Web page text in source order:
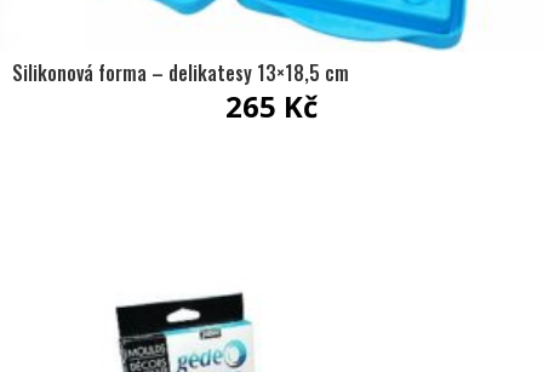
Silikonová forma – delikatesy 13×18,5 cm
265 Kč